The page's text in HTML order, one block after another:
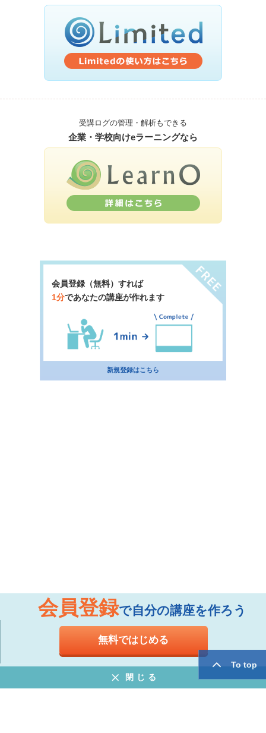
受講ログの管理・解析もできる
企業・学校向けeラーニングなら
会員登録（無料）すれば
1分であなたの講座が作れます
新規登録はこちら
To top
会員登録で自分の講座を作ろう
無料ではじめる
閉じる